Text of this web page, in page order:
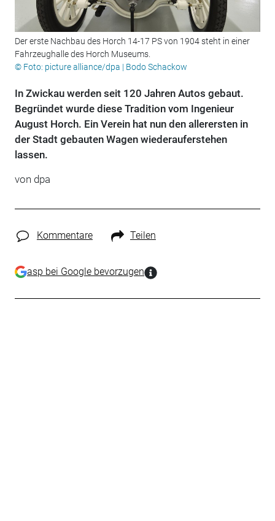
Der erste Nachbau des Horch 14-17 PS von 1904 steht in einer
Fahrzeughalle des Horch Museums.
© Foto: picture alliance/dpa | Bodo Schackow
In Zwickau werden seit 120 Jahren Autos gebaut.
Begründet wurde diese Tradition vom Ingenieur
August Horch. Ein Verein hat nun den allerersten in
der Stadt gebauten Wagen wiederauferstehen
lassen.
von dpa
Kommentare Teilen
asp bei Google bevorzugen